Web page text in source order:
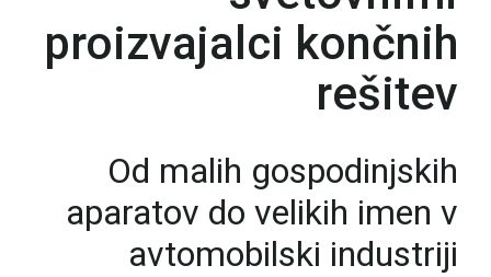
proizvajalci končnih
rešitev
Od malih gospodinjskih
aparatov do velikih imen v
avtomobilski industriji